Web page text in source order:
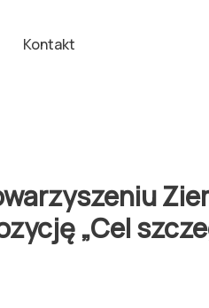
Kontakt
„Cel